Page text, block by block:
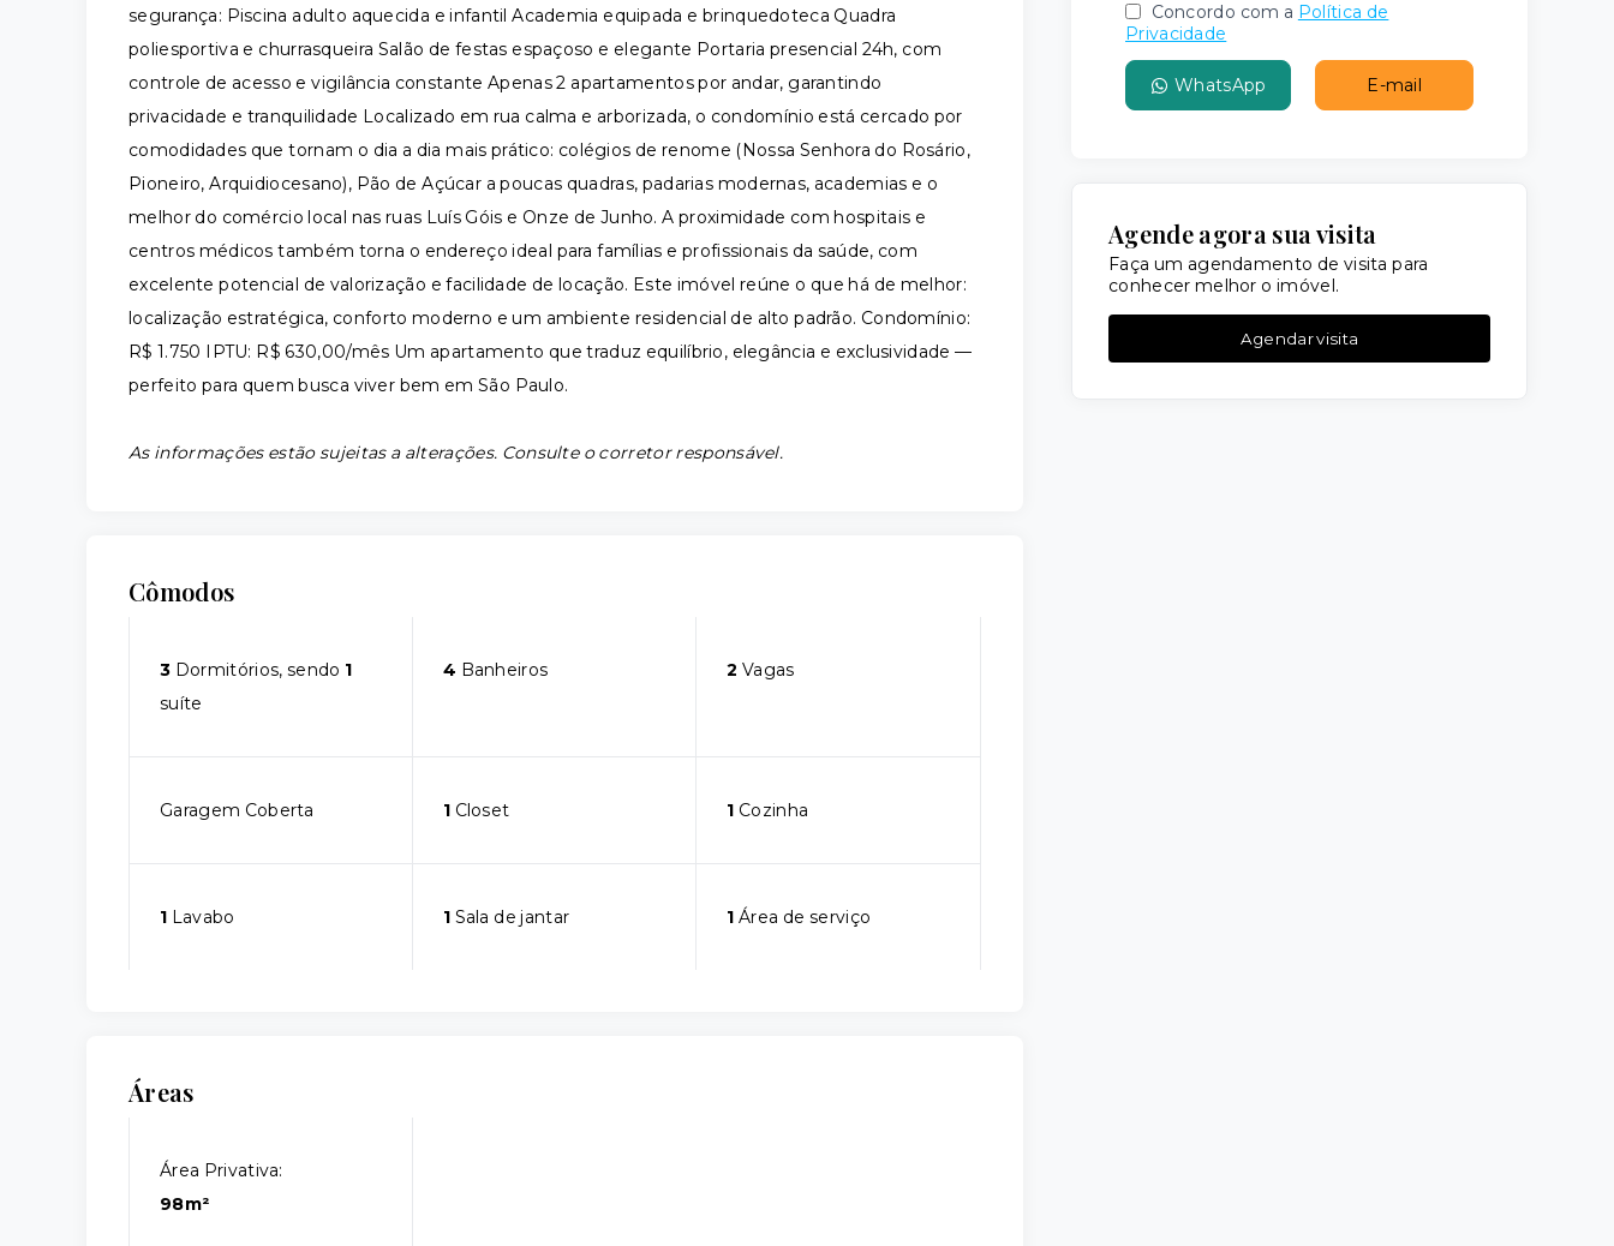
segurança: Piscina adulto aquecida e infantil Academia equipada e brinquedoteca Quadra
poliesportiva e churrasqueira Salão de festas espaçoso e elegante Portaria presencial 24h, com
controle de acesso e vigilância constante Apenas 2 apartamentos por andar, garantindo
privacidade e tranquilidade Localizado em rua calma e arborizada, o condomínio está cercado por
comodidades que tornam o dia a dia mais prático: colégios de renome (Nossa Senhora do Rosário,
Pioneiro, Arquidiocesano), Pão de Açúcar a poucas quadras, padarias modernas, academias e o
melhor do comércio local nas ruas Luís Góis e Onze de Junho. A proximidade com hospitais e
centros médicos também torna o endereço ideal para famílias e profissionais da saúde, com
excelente potencial de valorização e facilidade de locação. Este imóvel reúne o que há de melhor:
localização estratégica, conforto moderno e um ambiente residencial de alto padrão. Condomínio:
R$ 1.750 IPTU: R$ 630,00/mês Um apartamento que traduz equilíbrio, elegância e exclusividade —
perfeito para quem busca viver bem em São Paulo.
As informações estão sujeitas a alterações. Consulte o corretor responsável.
Cômodos
3 Dormitórios, sendo 1
suíte
4 Banheiros 2 Vagas
Garagem Coberta 1Closet 1 Cozinha
1 Lavabo 1Sala de jantar 1 Área de serviço
Áreas
Área Privativa:
98m²
Concordo com a Política de
Privacidade
WhatsApp E-mail
Agende agora sua visita
Faça um agendamento de visita para
conhecer melhor o imóvel.
Agendar visita